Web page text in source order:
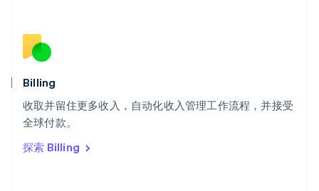
Billing
收取并留住更多收入，自动化收入管理工作流程，并接受
全球付款。
探索 Billing
English
斯洛文尼亚
泰国
ไทยEnglish
希腊
English
西班牙